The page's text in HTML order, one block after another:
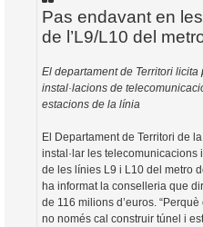
Pas endavant en
de l’L9/L10 del
El departament de Territori
instal·lacions de
estacions de la línia
El Departament de Territori de
instal·lar les telecomunicacions
de les línies L9 i L10 del metro
ha informat la conselleria que
de 116 milions d’euros.
no només cal construir túnel i